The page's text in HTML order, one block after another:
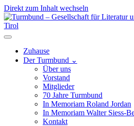
Direkt zum Inhalt wechseln
Hauptnavigation
Zuhause
Der Turmbund ⌄
Über uns
Vorstand
Mitglieder
70 Jahre Turmbund
In Memoriam Roland Jordan
In Memoriam Walter Siess-
Kontakt